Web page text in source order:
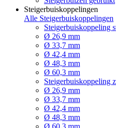
Steigerbuiskoppelingen
Alle Steigerbuiskoppelingen
Steigerbuiskoppeling
Ø 26,9 mm
Ø 33,7 mm
Ø 42,4 mm
Ø 48,3 mm
Ø 60,3 mm
Steigerbuiskoppeling
Ø 26,9 mm
Ø 33,7 mm
Ø 42,4 mm
Ø 48,3 mm
Ø 60,3 mm